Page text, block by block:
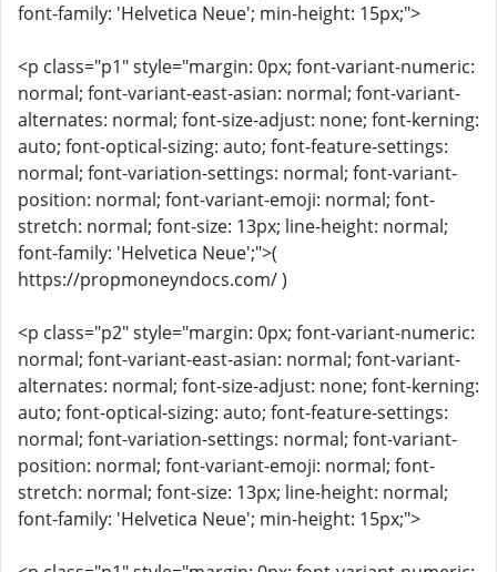
font-family: 'Helvetica Neue'; min-height: 15px;">
<p class="p1" style="margin: 0px; font-variant-numeric:
normal; font-variant-east-asian: normal; font-variant-
alternates: normal; font-size-adjust: none; font-kerning:
auto; font-optical-sizing: auto; font-feature-settings:
normal; font-variation-settings: normal; font-variant-
position: normal; font-variant-emoji: normal; font-
stretch: normal; font-size: 13px; line-height: normal;
font-family: 'Helvetica Neue';">(
https://propmoneyndocs.com/ )
<p class="p2" style="margin: 0px; font-variant-numeric:
normal; font-variant-east-asian: normal; font-variant-
alternates: normal; font-size-adjust: none; font-kerning:
auto; font-optical-sizing: auto; font-feature-settings:
normal; font-variation-settings: normal; font-variant-
position: normal; font-variant-emoji: normal; font-
stretch: normal; font-size: 13px; line-height: normal;
font-family: 'Helvetica Neue'; min-height: 15px;">